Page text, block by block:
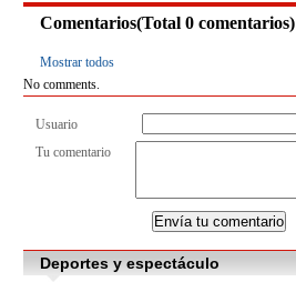
Comentarios(Total 0comentarios)
Mostrar todos
No comments.
Usuario
Tu comentario